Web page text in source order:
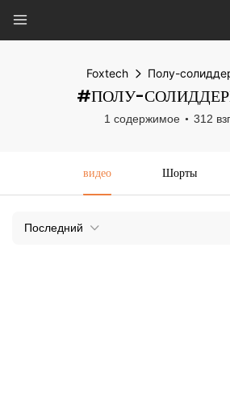
Foxtech Полу-
#ПОЛУ-
1 содержимое 312
видео Шорты
Последний